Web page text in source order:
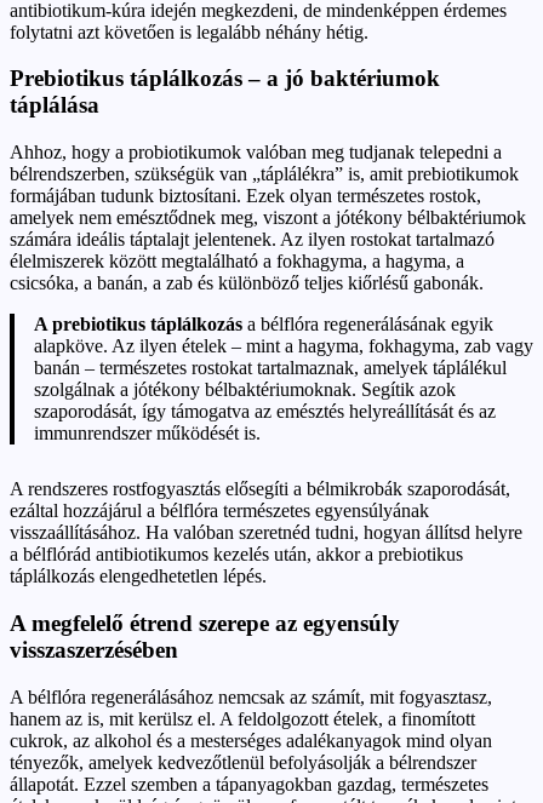
antibiotikum-kúra idején megkezdeni, de mindenképpen érdemes
folytatni azt követően is legalább néhány hétig.
Prebiotikus táplálkozás – a jó baktériumok
táplálása
Ahhoz, hogy a probiotikumok valóban meg tudjanak telepedni a
bélrendszerben, szükségük van „táplálékra” is, amit prebiotikumok
formájában tudunk biztosítani. Ezek olyan természetes rostok,
amelyek nem emésztődnek meg, viszont a jótékony bélbaktériumok
számára ideális táptalajt jelentenek. Az ilyen rostokat tartalmazó
élelmiszerek között megtalálható a fokhagyma, a hagyma, a
csicsóka, a banán, a zab és különböző teljes kiőrlésű gabonák.
A prebiotikus táplálkozás a bélflóra regenerálásának egyik
alapköve. Az ilyen ételek – mint a hagyma, fokhagyma, zab vagy
banán – természetes rostokat tartalmaznak, amelyek táplálékul
szolgálnak a jótékony bélbaktériumoknak. Segítik azok
szaporodását, így támogatva az emésztés helyreállítását és az
immunrendszer működését is.
A rendszeres rostfogyasztás elősegíti a bélmikrobák szaporodását,
ezáltal hozzájárul a bélflóra természetes egyensúlyának
visszaállításához. Ha valóban szeretnéd tudni, hogyan állítsd helyre
a bélflórád antibiotikumos kezelés után, akkor a prebiotikus
táplálkozás elengedhetetlen lépés.
A megfelelő étrend szerepe az egyensúly
visszaszerzésében
A bélflóra regenerálásához nemcsak az számít, mit fogyasztasz,
hanem az is, mit kerülsz el. A feldolgozott ételek, a finomított
cukrok, az alkohol és a mesterséges adalékanyagok mind olyan
tényezők, amelyek kedvezőtlenül befolyásolják a bélrendszer
állapotát. Ezzel szemben a tápanyagokban gazdag, természetes